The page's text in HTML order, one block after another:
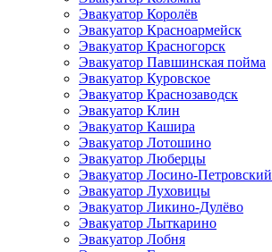
Эвакуатор Королёв
Эвакуатор Красноармейск
Эвакуатор Красногорск
Эвакуатор Павшинская пойма
Эвакуатор Куровское
Эвакуатор Краснозаводск
Эвакуатор Клин
Эвакуатор Кашира
Эвакуатор Лотошино
Эвакуатор Люберцы
Эвакуатор Лосино-Петровский
Эвакуатор Луховицы
Эвакуатор Ликино-Дулёво
Эвакуатор Лыткарино
Эвакуатор Лобня